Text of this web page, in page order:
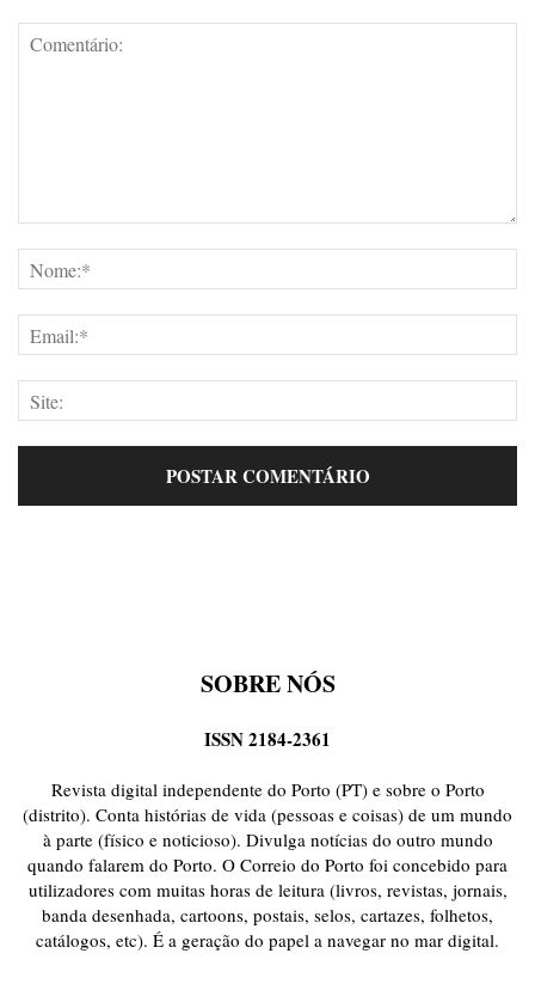
SOBRE NÓS
ISSN 2184-2361
Revista digital independente do Porto (PT) e sobre o Porto
(distrito). Conta histórias de vida (pessoas e coisas) de um mundo
à parte (físico e noticioso). Divulga notícias do outro mundo
quando falarem do Porto. O Correio do Porto foi concebido para
utilizadores com muitas horas de leitura (livros, revistas, jornais,
banda desenhada, cartoons, postais, selos, cartazes, folhetos,
catálogos, etc). É a geração do papel a navegar no mar digital.